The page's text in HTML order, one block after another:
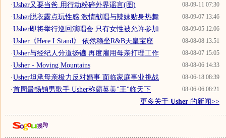
08-09-11 07:30
·Usher又要当爸 用行动粉碎外界谣言(图)
08-09-07 13:46
·Usher脱衣露点玩性感 激情献唱与辣妹贴身热舞
08-09-05 12:06
·Usher即将举行巡回演唱会 只有女性被允许参加
08-08-08 13:51
·Usher《Here I Stand》 依然稳坐R&B天皇宝座
08-08-07 15:05
·Usher与经纪人分道扬镳 再度雇用母亲打理工作
08-08-06 14:33
·Usher - Moving Mountains
08-06-18 08:39
·Usher坦承母亲极力反对婚事 面临家庭事业挑战
08-06-06 08:21
·首周最畅销男歌手 Usher称霸英美"王"临天下
更多关于 Usher 的新闻>>